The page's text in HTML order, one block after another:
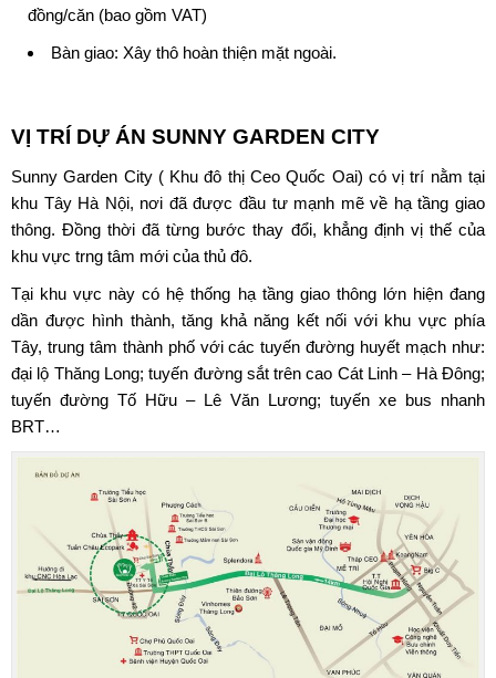
đồng/căn (bao gồm VAT)
Bàn giao: Xây thô hoàn thiện mặt ngoài.
VỊ TRÍ DỰ ÁN SUNNY GARDEN CITY
Sunny Garden City( Khu đô thị Ceo Quốc Oai) có vị trí nằm tại
khu Tây Hà Nội, nơi đã được đầu tư mạnh mẽ về hạ tầng giao
thông. Đồng thời đã từng bước thay đổi, khẳng định vị thế của
khu vực trng tâm mới của thủ đô.
Tại khu vực này có hệ thống hạ tầng giao thông lớn hiện đang
dần được hình thành, tăng khả năng kết nối với khu vực phía
Tây, trung tâm thành phố với các tuyến đường huyết mạch như:
đại lộ Thăng Long; tuyến đường sắt trên cao Cát Linh – Hà Đông;
tuyến đường Tố Hữu – Lê Văn Lương; tuyến xe bus nhanh
BRT…